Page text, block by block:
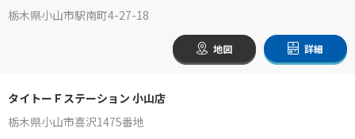
栃木県小山市駅南町4-27-18
地図 詳細
タイトーＦステーション 小山店
栃木県小山市喜沢1475番地